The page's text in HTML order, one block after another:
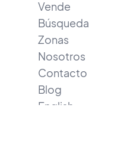
Vende
Búsqueda
Zonas
Nosotros
Contacto
Blog
English